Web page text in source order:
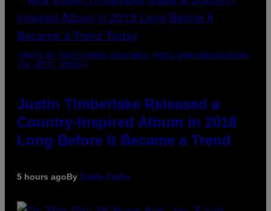
(PHOTO BY CHRISTOPHER POLK/NBCU PHOTO BANK/NBCUNIVERSAL
VIA GETTY IMAGES)
Justin Timberlake Released a
Country-Inspired Album in 2018
Long Before It Became a Trend
5 hours agoBy Caleb Catlin